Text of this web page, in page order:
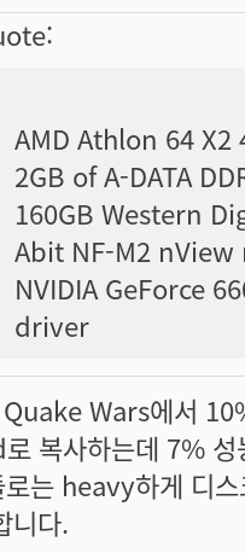
AMD Athlon 64 X2
2GB of A-DATA
160GB Western
Abit NF-M2
NVIDIA GeForce
driver
Wars에서
복사하는데 7% 성
로는 heavy하게 디
니다.